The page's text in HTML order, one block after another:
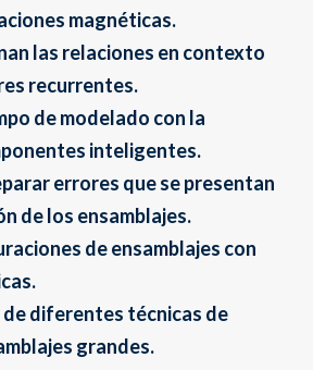
magnéticas.
las relaciones en contexto
recurrentes.
de modelado con la
inteligentes.
errores que se presentan
de los ensamblajes.
de ensamblajes con
diferentes técnicas de
grandes.